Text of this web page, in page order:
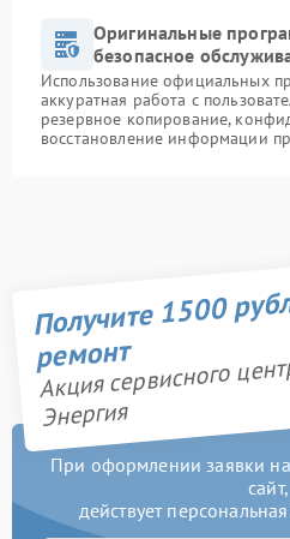
Оригинальные
безопасное
Использование официальных
аккуратная работа с
резервное копирование,
восстановление информации
Получите 1500
ремонт
Акция сервисного
Энергия
При оформлении заявки
сайт,
действует